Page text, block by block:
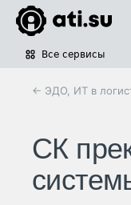
Все сервисы
← ЭДО, ИТ в
СК